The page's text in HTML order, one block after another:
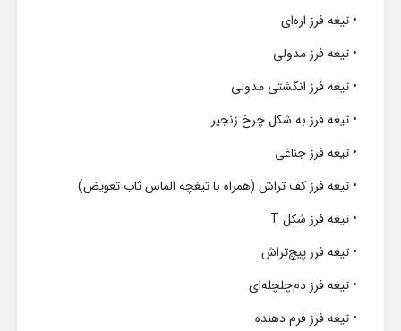
• تیغه فرز اره‌ای
• تیغه فرز مدولی
• تیغه فرز انگشتی مدولی
• تیغه فرز به شکل چرخ زنجیر
• تیغه فرز جناغی
• تیغه فرز کف تراش (همراه با تیغچه الماس ثاب تعویض)
• تیغه فرز شکل T
• تیغه فرز پیچ‌تراش
• تیغه فرز دم‌چلچله‌ای
• تیغه فرز فرم دهنده